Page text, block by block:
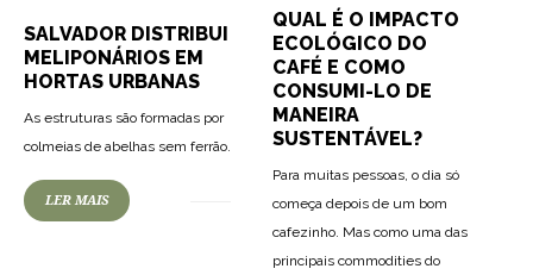
QUAL É O IMPACTO
ECOLÓGICO DO
CAFÉ E COMO
CONSUMI-LO DE
MANEIRA
SUSTENTÁVEL?
Para muitas pessoas, o dia só
começa depois de um bom
cafezinho. Mas como uma das
principais commodities do
SALVADOR DISTRIBUI
MELIPONÁRIOS EM
HORTAS URBANAS
As estruturas são formadas por
colmeias de abelhas sem ferrão.
LER MAIS